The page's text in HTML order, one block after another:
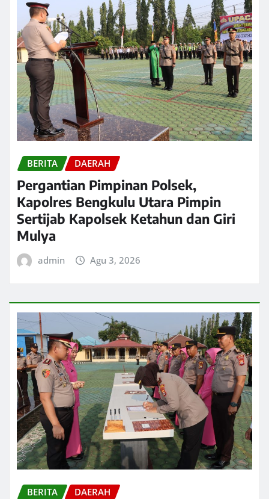
BERITA DAERAH
Pergantian Pimpinan Polsek,
Kapolres Bengkulu Utara Pimpin
Sertijab Kapolsek Ketahun dan Giri
Mulya
admin Agu 3, 2026
BERITA DAERAH